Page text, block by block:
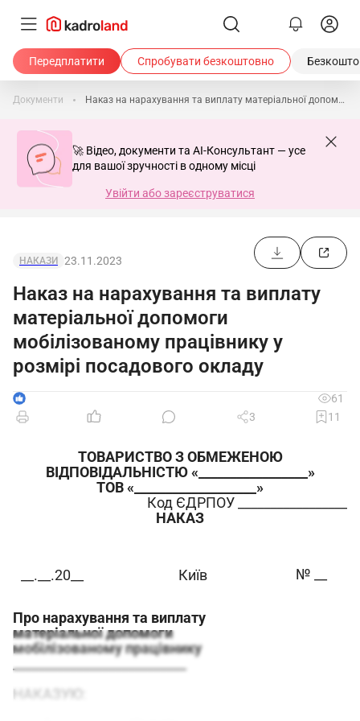
Передплатити Спробувати безкоштовно
Документи Наказ на нарахування та виплату матеріальної допомоги мобілізованому працівнику у розмірі посадового окладу
🚀 Відео, документи та AI-Консультант — усе
для вашої зручності в одному місці
Увійти або зареєструватися
НАКАЗИ 23.11.2023
Наказ на нарахування та виплату
матеріальної допомоги
мобілізованому працівнику у
розмірі посадового окладу
1
61
3
11
ТОВАРИСТВО З ОБМЕЖЕНОЮ
ВІДПОВІДАЛЬНІСТЮ «_________________»
ТОВ «___________________»
Код ЄДРПОУ _________________
НАКАЗ
__.__.20__ Київ № __
Про нарахування та виплату
матеріальної допомоги
мобілізованому працівнику
___________________________
НАКАЗУЮ: